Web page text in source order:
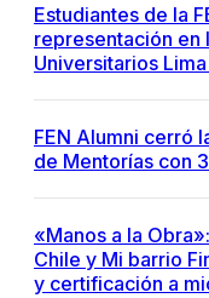
Estudiantes de la
representación en
Universitarios
FEN Alumni cerró
de Mentorías con
«Manos a la
Chile y Mi barrio
y certificación a